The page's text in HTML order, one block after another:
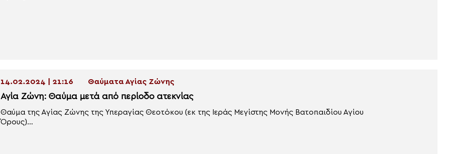
14.02.2024 | 21:16 Θαύματα Αγίας Ζώνης
Αγία Ζώνη: Θαύμα μετά από περίοδο ατεκνίας
Θαύμα της Αγίας Ζώνης της Υπεραγίας Θεοτόκου (εκ της Ιεράς Μεγίστης Μονής Βατοπαιδίου Αγίου
Όρους)...